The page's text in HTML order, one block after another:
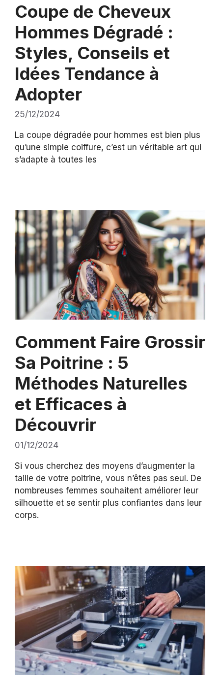
Coupe de Cheveux
Hommes Dégradé :
Styles, Conseils et
Idées Tendance à
Adopter
25/12/2024
La coupe dégradée pour hommes est bien plus
qu’une simple coiffure, c’est un véritable art qui
s’adapte à toutes les
Comment Faire Grossir
Sa Poitrine : 5
Méthodes Naturelles
et Efficaces à
Découvrir
01/12/2024
Si vous cherchez des moyens d’augmenter la
taille de votre poitrine, vous n’êtes pas seul. De
nombreuses femmes souhaitent améliorer leur
silhouette et se sentir plus confiantes dans leur
corps.